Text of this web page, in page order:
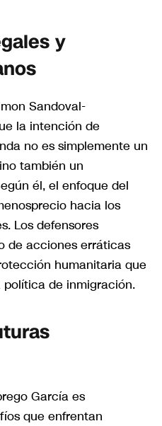
y
Sandoval-
la intención de
no es simplemente un
también un
él, el enfoque del
hacia los
Los defensores
de acciones erráticas
humanitaria que
de inmigración.
García es
que enfrentan